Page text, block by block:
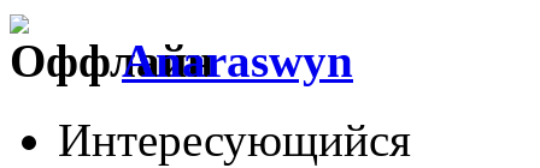
Anaraswyn
Интересующийся